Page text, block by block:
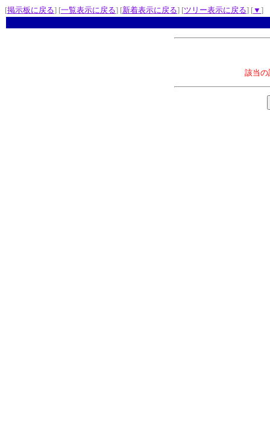
[掲示板に戻る] [一覧表示に戻る] [新着表示に戻る] [ツリー表示に戻る] [▼ ]
該当の